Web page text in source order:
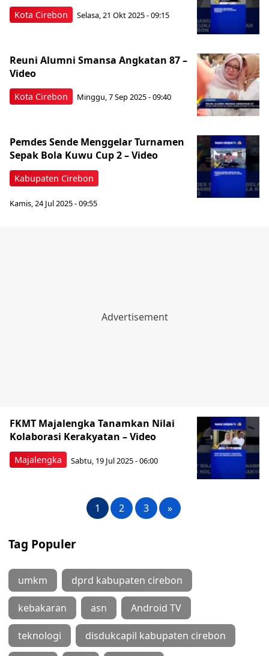
Kota Cirebon Selasa, 21 Okt 2025 - 09:15
Kota Cirebon
Reuni Alumni Smansa Angkatan 87 –
Video
Minggu, 7 Sep 2025 - 09:40
Kabupaten Cirebon
Pemdes Sende Menggelar Turnamen
Sepak Bola Kuwu Cup 2 – Video
Kamis, 24 Jul 2025 - 09:55
Majalengka
FKMT Majalengka Tanamkan Nilai
Kolaborasi Kerakyatan – Video
Sabtu, 19 Jul 2025 - 06:00
1 2 3 »
Tag Populer
umkm dprd kabupaten cirebon
kebakaran asn Android TV
teknologi disdukcapil kabupaten cirebon